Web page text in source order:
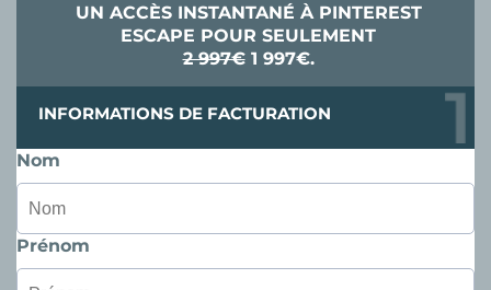
UN ACCÈS INSTANTANÉ À PINTEREST
ESCAPE POUR SEULEMENT
2 997€1 997€.
INFORMATIONS DE FACTURATION
Nom
Prénom